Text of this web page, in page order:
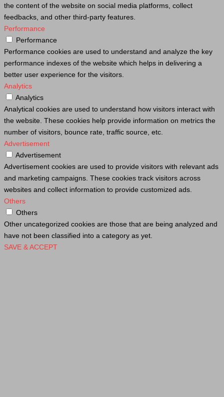
the content of the website on social media platforms, collect
feedbacks, and other third-party features.
Performance
Performance
Performance cookies are used to understand and analyze the key
performance indexes of the website which helps in delivering a
better user experience for the visitors.
Analytics
Analytics
Analytical cookies are used to understand how visitors interact with
the website. These cookies help provide information on metrics the
number of visitors, bounce rate, traffic source, etc.
Advertisement
Advertisement
Advertisement cookies are used to provide visitors with relevant ads
and marketing campaigns. These cookies track visitors across
websites and collect information to provide customized ads.
Others
Others
Other uncategorized cookies are those that are being analyzed and
have not been classified into a category as yet.
SAVE & ACCEPT